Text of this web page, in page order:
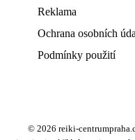
Reklama
Ochrana osobních
Podmínky použití
© 2026 reiki-